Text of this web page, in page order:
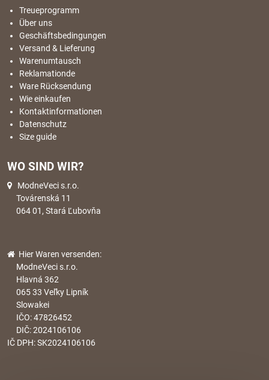
Treueprogramm
Über uns
Geschäftsbedingungen
Versand & Lieferung
Warenumtausch
Reklamationde
Ware Rücksendung
Wie einkaufen
Kontaktinformationen
Datenschutz
Size guide
WO SIND WIR?
ModneVeci s.r.o.
Továrenská 11
064 01, Stará Ľubovňa
Hier Waren versenden:
ModneVeci s.r.o.
Hlavná 362
065 33 Veľky Lipník
Slowakei
IČO: 47826452
DIČ: 2024106106
IČ DPH: SK2024106106